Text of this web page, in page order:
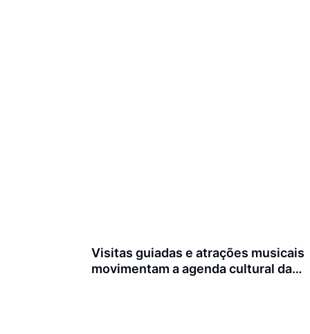
Visitas guiadas e atrações musicais
movimentam a agenda cultural da